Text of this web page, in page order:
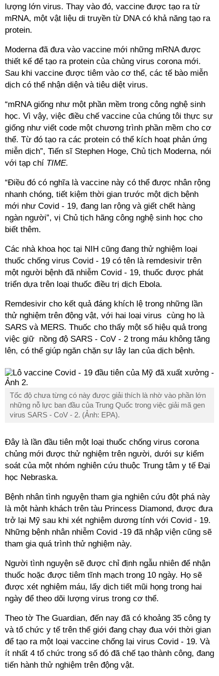
lượng lớn virus. Thay vào đó, vaccine được tạo ra từ
mRNA, một vật liệu di truyền từ DNA có khả năng tạo ra
protein.
Moderna đã đưa vào vaccine mới những mRNA được
thiết kế để tạo ra protein của chủng virus corona mới.
Sau khi vaccine được tiêm vào cơ thể, các tế bào miễn
dịch có thể nhận diện và tiêu diệt virus.
“mRNA giống như một phần mềm trong công nghệ sinh
học. Vì vậy, việc điều chế vaccine của chúng tôi thực sự
giống như viết code một chương trình phần mềm cho cơ
thể. Từ đó tạo ra các protein có thể kích hoạt phản ứng
miễn dịch”, Tiến sĩ Stephen Hoge, Chủ tịch Moderna, nói
với tạp chí TIME.
“Điều đó có nghĩa là vaccine này có thể được nhân rộng
nhanh chóng, tiết kiệm thời gian trước một dịch bệnh
mới như Covid - 19, đang lan rộng và giết chết hàng
ngàn người”, vị Chủ tịch hãng công nghệ sinh học cho
biết thêm.
Các nhà khoa học tại NIH cũng đang thử nghiệm loại
thuốc chống virus Covid - 19 có tên là remdesivir trên
một người bệnh đã nhiễm Covid - 19, thuốc được phát
triển dựa trên loại thuốc điều trị dịch Ebola.
Remdesivir cho kết quả đáng khích lệ trong những lần
thử nghiệm trên động vật, với hai loại virus cùng họ là
SARS và MERS. Thuốc cho thấy một số hiệu quả trong
việc giữ nồng độ SARS - CoV - 2 trong máu không tăng
lên, có thể giúp ngăn chặn sự lây lan của dịch bệnh.
Tốc độ chưa từng có này được giải thích là nhờ vào phần lớn
những nỗ lực ban đầu của Trung Quốc trong việc giải mã gen
virus SARS - CoV - 2. (Ảnh: EPA).
Đây là lần đầu tiên một loại thuốc chống virus corona
chủng mới được thử nghiệm trên người, dưới sự kiểm
soát của một nhóm nghiên cứu thuộc Trung tâm y tế Đại
học Nebraska.
Bệnh nhân tình nguyện tham gia nghiên cứu đột phá này
là một hành khách trên tàu Princess Diamond, được đưa
trở lại Mỹ sau khi xét nghiệm dương tính với Covid - 19.
Những bệnh nhân nhiễm Covid -19 đã nhập viện cũng sẽ
tham gia quá trình thử nghiệm này.
Người tình nguyện sẽ được chỉ định ngẫu nhiên để nhận
thuốc hoặc được tiêm tĩnh mạch trong 10 ngày. Họ sẽ
được xét nghiệm máu, lấy dịch tiết mũi họng trong hai
ngày để theo dõi lượng virus trong cơ thể.
Theo tờ The Guardian, đến nay đã có khoảng 35 công ty
và tổ chức y tế trên thế giới đang chạy đua với thời gian
để tạo ra một loại vaccine chống lại virus Covid - 19. Và
ít nhất 4 tổ chức trong số đó đã chế tạo thành công, đang
tiến hành thử nghiệm trên động vật.